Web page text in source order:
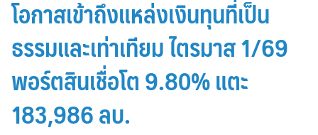
โอกาสเข้าถึงแหล่งเงินทุนที่เป็น
ธรรมและเท่าเทียม ไตรมาส 1/69
พอร์ตสินเชื่อโต 9.80% แตะ
183,986 ลบ.